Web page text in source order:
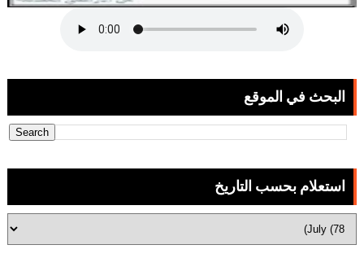
البحث في الموقع
استعلام بحسب التاريخ